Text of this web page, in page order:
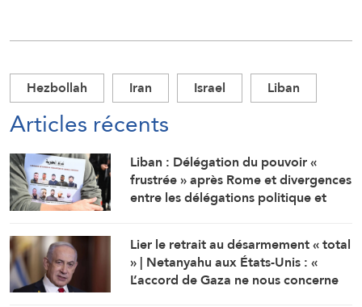
Hezbollah Iran Israel Liban
Articles récents
Liban : Délégation du pouvoir «
frustrée » après Rome et divergences
entre les délégations politique et
Lier le retrait au désarmement « total
» | Netanyahu aux États-Unis : «
L’accord de Gaza ne nous concerne